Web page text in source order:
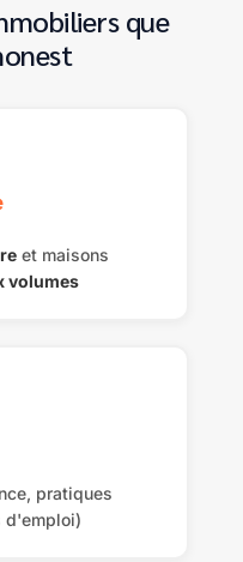
que
et maisons
volumes
pratiques